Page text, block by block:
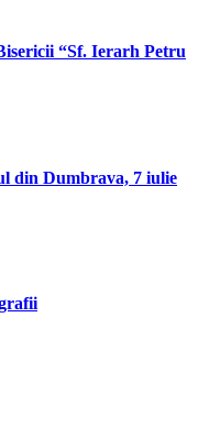
“Sf. Ierarh Petru
din Dumbrava, 7 iulie